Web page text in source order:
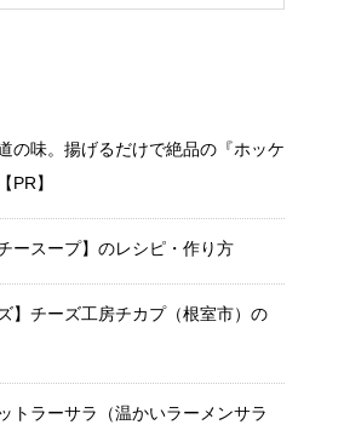
の味。揚げるだけで絶品の『ホッケ
PR】
ースープ】のレシピ・作り方
】チーズ工房チカプ（根室市）の
トラーサラ（温かいラーメンサラ